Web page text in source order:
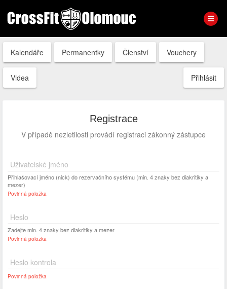
Kalendáře Permanentky Členství Vouchery
Videa Přihlásit
Registrace
V případě nezletilosti provádí registraci zákonný zástupce
Uživatelské jméno
Přihlašovací jméno (nick) do rezervačního systému (min. 4 znaky bez diakritiky a
mezer)
Povinná položka
Heslo
Zadejte min. 4 znaky bez diakritiky a mezer
Povinná položka
Heslo kontrola
Povinná položka